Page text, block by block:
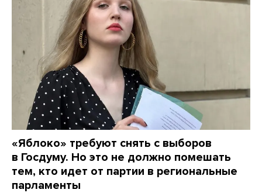
«Яблоко» требуют снять с выборов
в Госдуму. Но это не должно помешать
тем, кто идет от партии в региональные
парламенты